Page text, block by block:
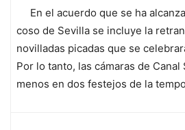
En el acuerdo que se ha
coso de Sevilla se incluye la
novilladas picadas que se
Por lo tanto, las cámaras de
menos en dos festejos de la